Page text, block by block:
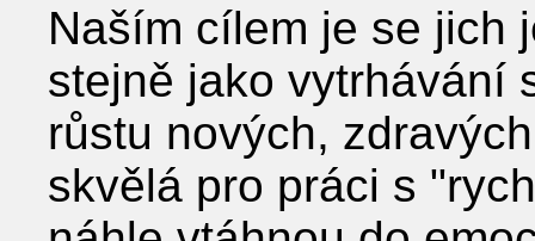
Naším cílem je se jich
stejně jako vytrhávání
růstu nových,
skvělá pro práci s